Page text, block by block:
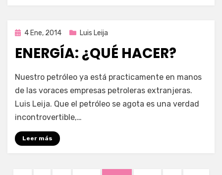
Publicada
4 Ene, 2014 Luis Leija
ENERGÍA: ¿QUÉ HACER?
por Enrique
Nuestro petróleo ya está practicamente en manos
de las voraces empresas petroleras extranjeras.
Luis Leija. Que el petróleo se agota es una verdad
incontrovertible,…
Leer más